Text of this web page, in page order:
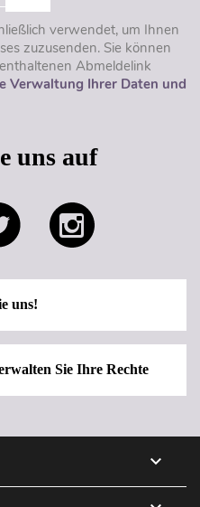
verwendet, um Ihnen
zuzusenden. Sie können
Abmeldelink
Verwaltung Ihrer Daten und
uns auf
uns!
Sie Ihre Rechte
